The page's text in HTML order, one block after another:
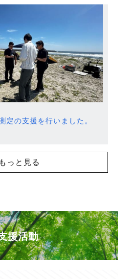
定の支援を行いました。
もっと見る
援活動